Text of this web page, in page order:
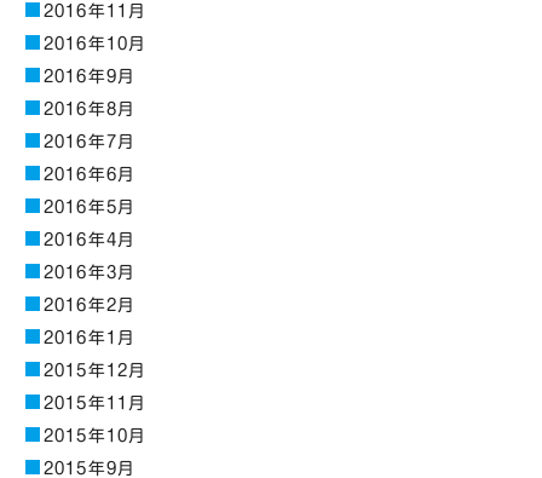
2016年11月
2016年10月
2016年9月
2016年8月
2016年7月
2016年6月
2016年5月
2016年4月
2016年3月
2016年2月
2016年1月
2015年12月
2015年11月
2015年10月
2015年9月